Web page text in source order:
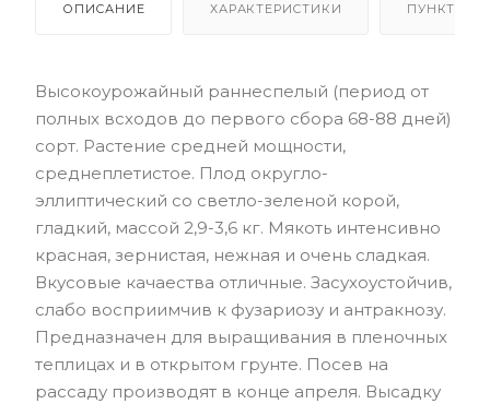
ОПИСАНИЕ ХАРАКТЕРИСТИКИ ПУНКТЫ
Высокоурожайный раннеспелый (период от
полных всходов до первого сбора 68-88 дней)
сорт. Растение средней мощности,
среднеплетистое. Плод округло-
эллиптический со светло-зеленой корой,
гладкий, массой 2,9-3,6 кг. Мякоть интенсивно
красная, зернистая, нежная и очень сладкая.
Вкусовые качаества отличные. Засухоустойчив,
слабо восприимчив к фузариозу и антракнозу.
Предназначен для выращивания в пленочных
теплицах и в открытом грунте. Посев на
рассаду производят в конце апреля. Высадку